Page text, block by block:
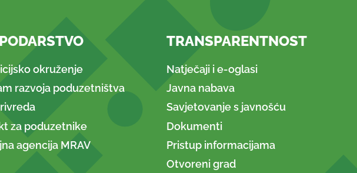
okruženje
razvoja poduzetništva
za poduzetnike
agencija MRAV
TRANSPARENTNOST
Natječaji i e-oglasi
Javna nabava
Savjetovanje s javnošću
Dokumenti
Pristup informacijama
Otvoreni grad